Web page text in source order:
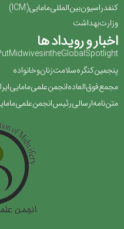
کنفدراسیون بین المللی مامایی(‏ICM‏)‏
وزارت بهداشت
اخبار و رویداد ها
Midwives in the Global Spotlight!
پنجمین کنگره سلامت زنان و خانواده
مجمع فوق العاده انجمن علمی مامایی
متن نامه ارسالی رئیس انجمن علمی